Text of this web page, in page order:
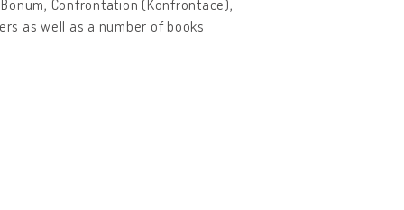
Confrontation (Konfrontace),
as well as a number of books